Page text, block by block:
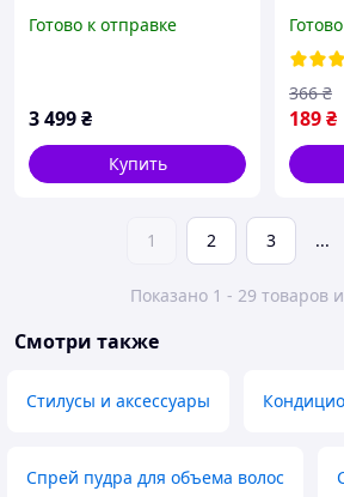
Готово к отправке
3 499₴
Купить
с
189₴
366 ₴
1 2 3 ...
Показано 1 - 29 товаров
Смотри также
Стилусы и аксессуары
Спрей пудра для объема волос